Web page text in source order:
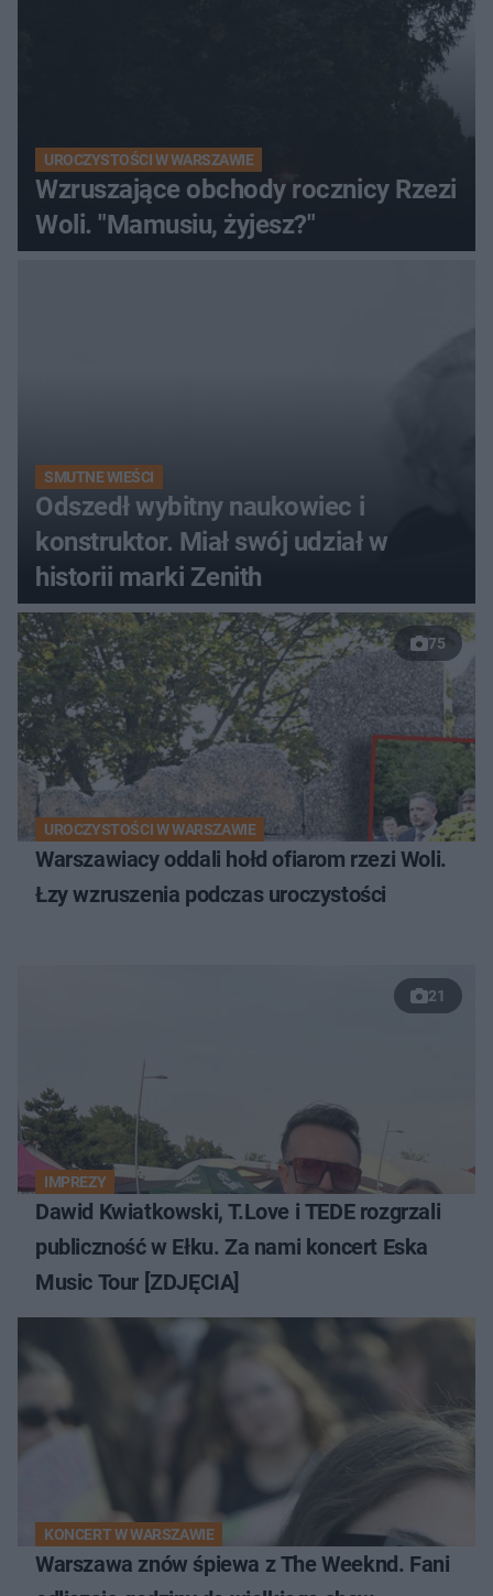
UROCZYSTOŚCI W WARSZAWIE
Wzruszające obchody rocznicy Rzezi
Woli. "Mamusiu, żyjesz?"
SMUTNE WIEŚCI
Odszedł wybitny naukowiec i
konstruktor. Miał swój udział w
historii marki Zenith
75
UROCZYSTOŚCI W WARSZAWIE
Warszawiacy oddali hołd ofiarom rzezi Woli.
Łzy wzruszenia podczas uroczystości
21
IMPREZY
Dawid Kwiatkowski, T.Love i TEDE rozgrzali
publiczność w Ełku. Za nami koncert Eska
Music Tour [ZDJĘCIA]
KONCERT W WARSZAWIE
Warszawa znów śpiewa z The Weeknd. Fani